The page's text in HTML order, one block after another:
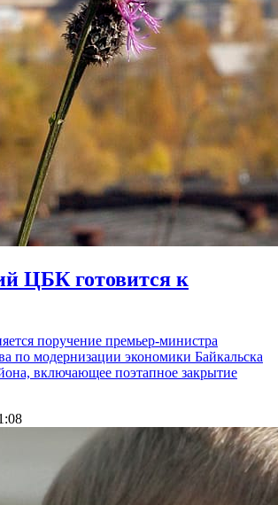
ЦБК готовится к
поручение премьер-министра
по модернизации экономики Байкальска
включающее поэтапное закрытие